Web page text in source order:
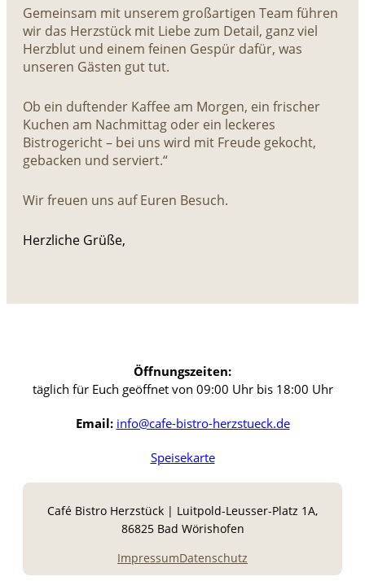
Gemeinsam mit unserem großartigen Team führen
wir das Herzstück mit Liebe zum Detail, ganz viel
Herzblut und einem feinen Gespür dafür, was
unseren Gästen gut tut.
Ob ein duftender Kaffee am Morgen, ein frischer
Kuchen am Nachmittag oder ein leckeres
Bistrogericht – bei uns wird mit Freude gekocht,
gebacken und serviert.“
Wir freuen uns auf Euren Besuch.
Herzliche Grüße,
Öffnungszeiten:
täglich für Euch geöffnet von 09:00 Uhr bis 18:00 Uhr
Email: info@cafe-bistro-herzstueck.de
Speisekarte
Café Bistro Herzstück | Luitpold-Leusser-Platz 1A,
86825 Bad Wörishofen
ImpressumDatenschutz